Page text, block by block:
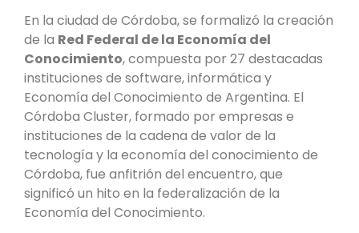
En la ciudad de Córdoba, se formalizó la creación
de la Red Federal de la Economía del
Conocimiento, compuesta por 27 destacadas
instituciones de software, informática y
Economía del Conocimiento de Argentina. El
Córdoba Cluster, formado por empresas e
instituciones de la cadena de valor de la
tecnología y la economía del conocimiento de
Córdoba, fue anfitrión del encuentro, que
significó un hito en la federalización de la
Economía del Conocimiento.